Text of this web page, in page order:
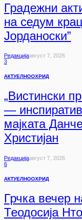
Градежни
на седум
Јорданоски”
РедакцијаАвгуст 7, 2026
3
АКТУЕЛНООХРИД
„Вистински
—
мајката
Христијан
РедакцијаАвгуст 7, 2026
6
АКТУЕЛНООХРИД
Грчка вечер
Теодосија